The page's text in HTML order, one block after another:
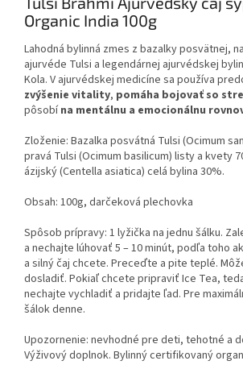
Organic India 100g
Lahodná bylinná zmes z bazalky posvätnej,
ajurvéde Tulsi a legendárnej ajurvédskej
Kola. V ajurvédskej medicíne sa používa
zvýšenie vitality, pomáha bojovať so
pôsobína mentálnu a emocionálnu
Zloženie: Bazalka posvátná Tulsi (Ocimum
pravá Tulsi (Ocimum basilicum) listy a kvety
ázijský (Centella asiatica) celá bylina 30%.
Obsah: 100g, darčeková plechovka
Spôsob prípravy: 1 lyžička na jednu šálku.
a nechajte lúhovať 5 – 10 minút, podľa toho
a silný čaj chcete. Preceďte a pite teplé.
dosladiť. Pokiaľ chcete pripraviť Ice Tea,
nechajte vychladiť a pridajte ľad. Pre
šálok denne.
Upozornenie: nevhodné pre deti, tehotné a
Výživový doplnok. Bylinný certifikovaný